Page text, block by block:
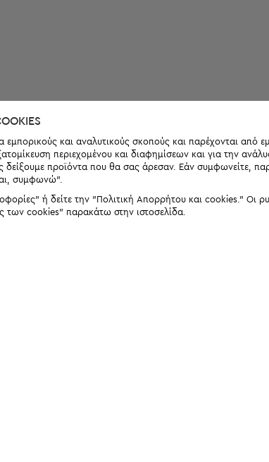
και αναλυτικούς σκοπούς και παρέχονται από
περιεχομένου και διαφημίσεων και για την
προϊόντα που θα σας άρεσαν. Εάν συμφωνείτε,
συμφωνώ".
ή δείτε την "Πολιτική Απορρήτου και cookies." Οι
των cookies" παρακάτω στην ιστοσελίδα.